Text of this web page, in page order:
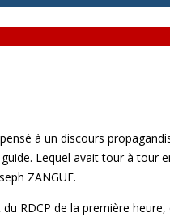
à un discours
Lequel avait tour à tour
ZANGUE.
RDCP de la première